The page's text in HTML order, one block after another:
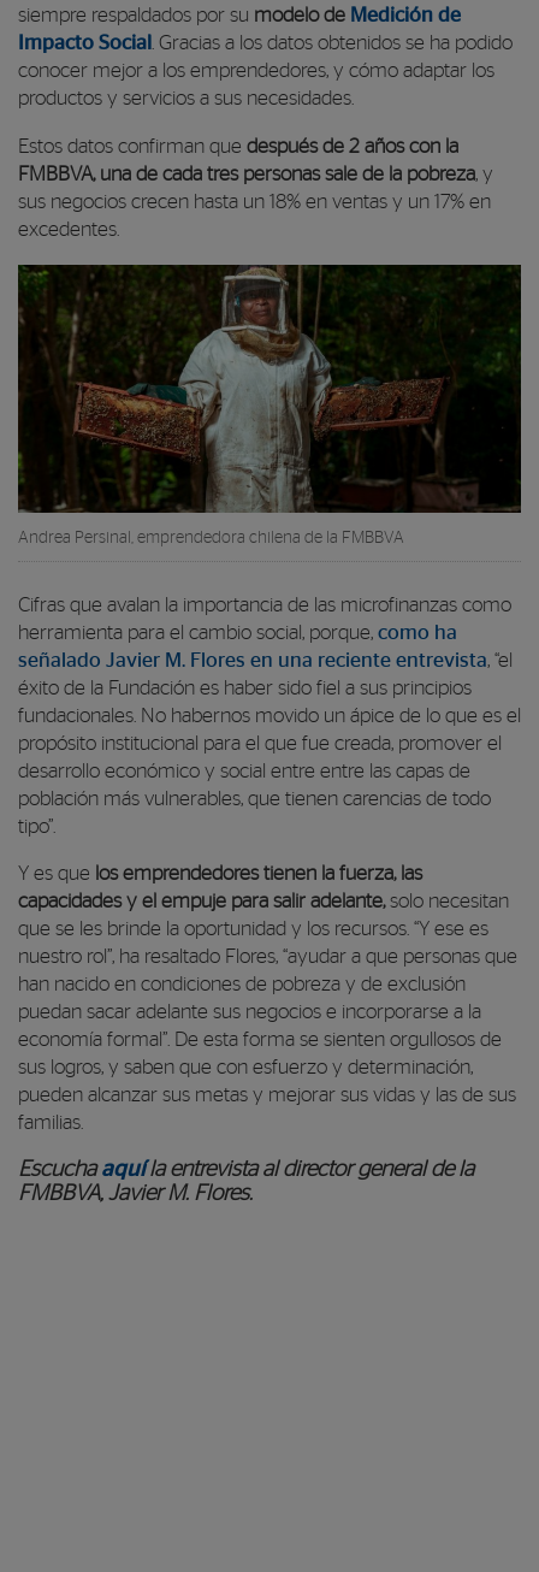
siempre respaldados por su modelo de Medición de
Impacto Social . Gracias a los datos obtenidos se ha podido
conocer mejor a los emprendedores, y cómo adaptar los
productos y servicios a sus necesidades.
Estos datos confirman que después de 2 años con la
FMBBVA, una de cada tres personas sale de la pobreza, y
sus negocios crecen hasta un 18% en ventas y un 17% en
excedentes.
Andrea Persinal, emprendedora chilena de la FMBBVA
Cifras que avalan la importancia de las microfinanzas como
herramienta para el cambio social, porque, como ha
señalado Javier M. Flores en una reciente entrevista, “el
éxito de la Fundación es haber sido fiel a sus principios
fundacionales. No habernos movido un ápice de lo que es el
propósito institucional para el que fue creada, promover el
desarrollo económico y social entre entre las capas de
población más vulnerables, que tienen carencias de todo
tipo”.
Y es que los emprendedores tienen la fuerza, las
capacidades y el empuje para salir adelante,solo necesitan
que se les brinde la oportunidad y los recursos. “Y ese es
nuestro rol”, ha resaltado Flores, “ayudar a que personas que
han nacido en condiciones de pobreza y de exclusión
puedan sacar adelante sus negocios e incorporarse a la
economía formal”. De esta forma se sienten orgullosos de
sus logros, y saben que con esfuerzo y determinación,
pueden alcanzar sus metas y mejorar sus vidas y las de sus
familias.
Escuchaaquíla entrevista al director general de la
FMBBVA, Javier M. Flores.